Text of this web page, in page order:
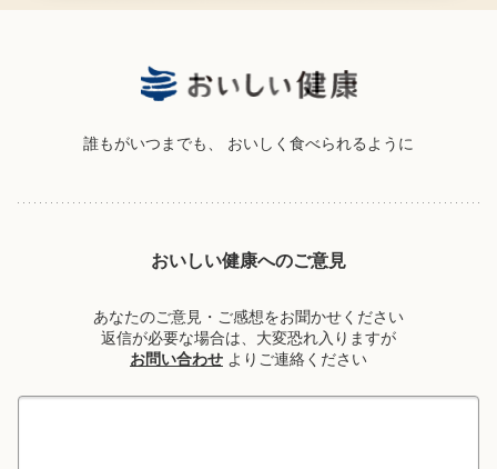
誰もがいつまでも、 おいしく食べられるように
おいしい健康へのご意見
あなたのご意見・ご感想をお聞かせください
返信が必要な場合は、大変恐れ入りますが
お問い合わせ よりご連絡ください